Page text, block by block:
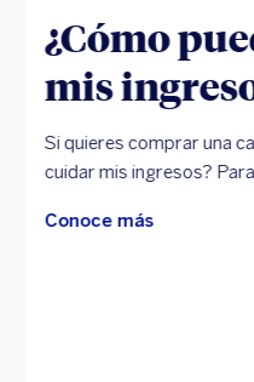
¿Cómo
mis
Si quieres comprar una
cuidar mis ingresos?
Conoce más